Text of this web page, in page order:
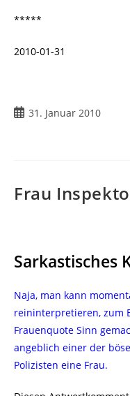
*****
2010-01-31
Beitrag
31. Januar 2010
Frau
Sarkastisches
Naja, man kann
reininterpretieren, zum
Frauenquote Sinn
angeblich einer der
Polizisten eine Frau.